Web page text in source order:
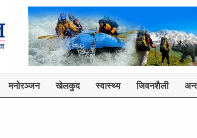
मनोरञ्जन खेलकुद स्वास्थ्य जिवनशैली